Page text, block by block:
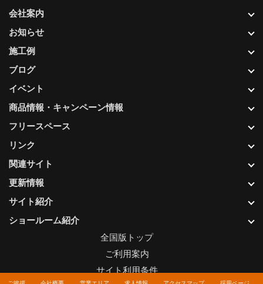
更新情報
サイト紹介
ショールーム紹介
会社案内
お知らせ
施工例
ブログ
イベント
商品情報・キャンペーン情報
フリースペース
リンク
関連サイト
全国版トップ
ご利用案内
サイト利用条件